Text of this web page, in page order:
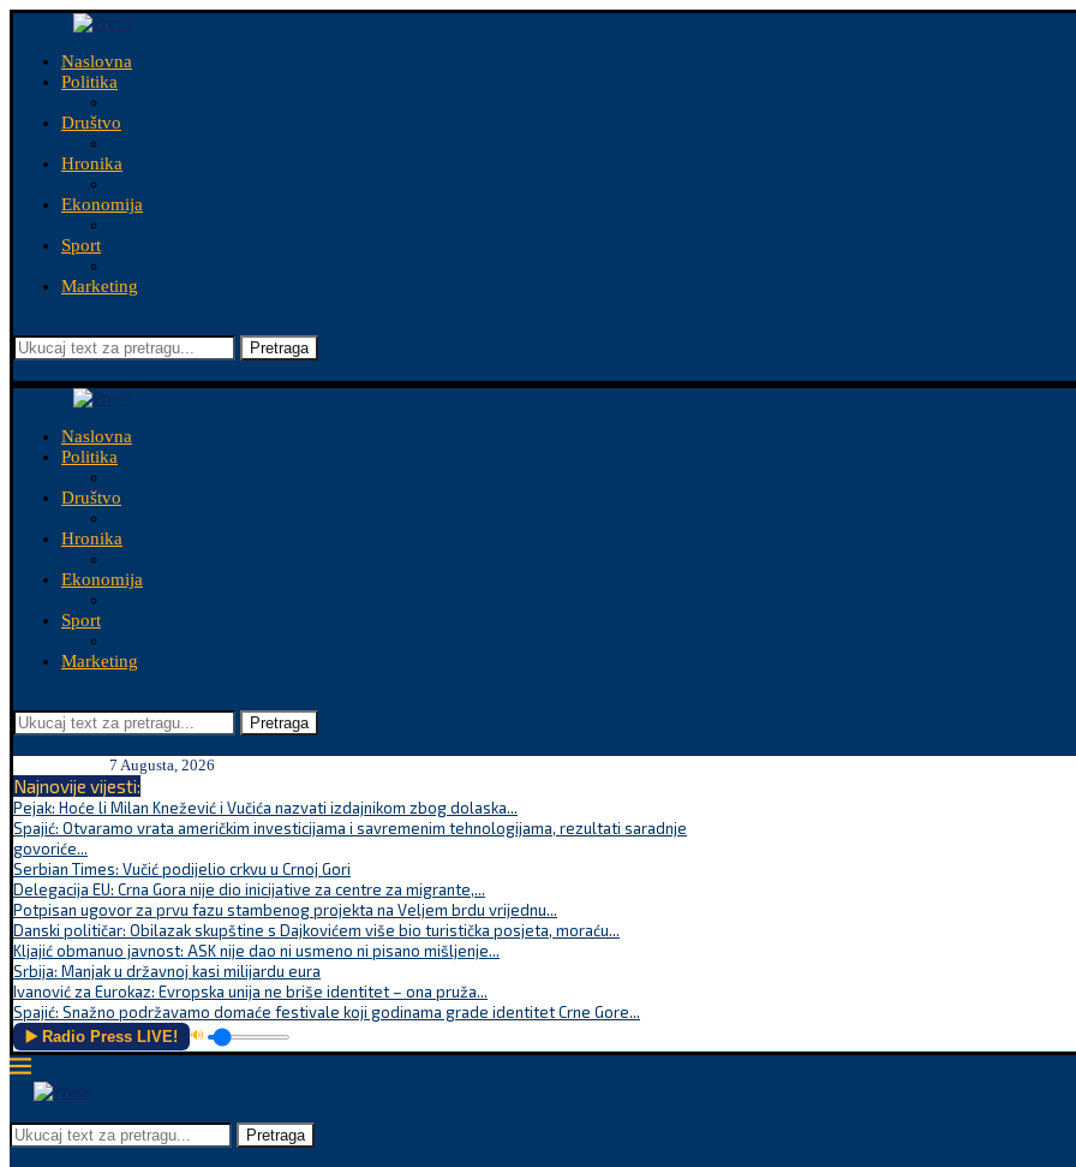
Naslovna
Politika
Društvo
Hronika
Ekonomija
Sport
Marketing
Pretraga
Naslovna
Politika
Društvo
Hronika
Ekonomija
Sport
Marketing
Pretraga
7 Augusta, 2026
Najnovije vijesti:
Pejak: Hoće li Milan Knežević i Vučića nazvati izdajnikom zbog dolaska...
Spajić: Otvaramo vrata američkim investicijama i savremenim tehnologijama, rezultati saradnje
govoriće...
Serbian Times: Vučić podijelio crkvu u Crnoj Gori
Delegacija EU: Crna Gora nije dio inicijative za centre za migrante,...
Potpisan ugovor za prvu fazu stambenog projekta na Veljem brdu vrijednu...
Danski političar: Obilazak skupštine s Dajkovićem više bio turistička posjeta, moraću...
Kljajić obmanuo javnost: ASK nije dao ni usmeno ni pisano mišljenje...
Srbija: Manjak u državnoj kasi milijardu eura
Ivanović za Eurokaz: Evropska unija ne briše identitet – ona pruža...
Spajić: Snažno podržavamo domaće festivale koji godinama grade identitet Crne Gore...
▶️ Radio Press LIVE! 🔊
Pretraga